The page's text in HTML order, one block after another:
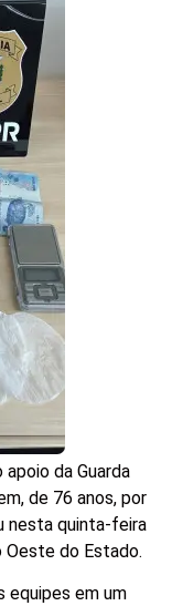
da Guarda
de 76 anos, por
nesta quinta-feira
Oeste do Estado.
equipes em um